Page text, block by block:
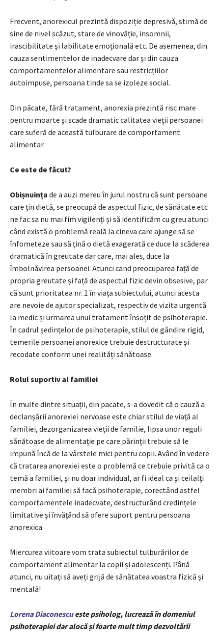
Frecvent, anorexicul prezintă dispoziție depresivă, stimă de
sine de nivel scăzut, stare de vinovăție, insomnii,
irascibilitate și labilitate emoțională etc. De asemenea, din
cauza sentimentelor de inadecvare dar și din cauza
comportamentelor alimentare sau restricțiilor
autoimpuse, persoana tinde sa se izoleze social.
Din păcate, fără tratament, anorexia prezintă risc mare
pentru moarte și scade dramatic calitatea vieții persoanei
care suferă de această tulburare de comportament
alimentar.
Ce este de făcut?
Obișnuința de a auzi mereu în jurul nostru că sunt persoane
care țin dietă, se preocupă de aspectul fizic, de sănătate etc
ne fac sa nu mai fim vigilenți și să identificăm cu greu atunci
când există o problemă reală la cineva care ajunge să se
înfometeze sau să țină o dietă exagerată ce duce la scăderea
dramatică în greutate dar care, mai ales, duce la
îmbolnăvirea persoanei. Atunci cand preocuparea față de
propria greutate și față de aspectul fizic devin obsesive, par
că sunt prioritatea nr. 1 în viața subiectului, atunci acesta
are nevoie de ajutor specializat, respectiv de vizita urgentă
la medic și urmarea unui tratament însoțit de psihoterapie.
În cadrul ședințelor de psihoterapie, stilul de gândire rigid,
temerile persoanei anorexice trebuie destructurate și
recodate conform unei realități sănătoase.
Rolul suportiv al familiei
În multe dintre situații, din pacate, s-a dovedit că o cauză a
declanșării anorexiei nervoase este chiar stilul de viață al
familiei, dezorganizarea vieții de familie, lipsa unor reguli
sănătoase de alimentație pe care părinții trebuie să le
impună încă de la vârstele mici pentru copii. Având în vedere
că tratarea anorexiei este o problemă ce trebuie privită ca o
temă a familiei, și nu doar individual, ar fi ideal ca și ceilalți
membri ai familiei să facă psihoterapie, corectând astfel
comportamentele inadecvate, destructurând credințele
limitative și învățând să ofere suport pentru persoana
anorexica.
Miercurea viitoare vom trata subiectul tulburărilor de
comportament alimentar la copii și adolescenți. Până
atunci, nu uitați să aveți grijă de sănătatea voastra fizică și
mentală!
Lorena Diaconescueste psiholog, lucrează în domeniul
psihoterapiei dar alocă și foarte mult timp dezvoltării